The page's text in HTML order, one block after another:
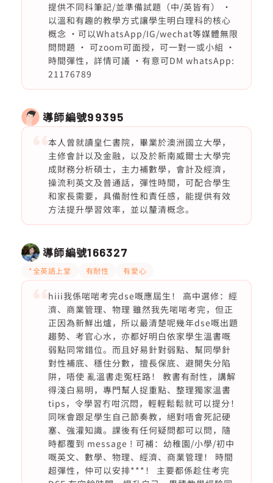
提供不同科筆記/並準備試題（中/英皆有） ·
以溫和有趣的教學方式讓學生明白理科的核心
概念 ·可以WhatsApp/IG/wechat等媒體無限
問問題 · 可zoom可面授，可一對一或小組 ·
時間彈性，詳情可議 ·有意可DM whatsApp:
21176789
導師編號99395
本人曾就讀皇仁書院，畢業於澳洲國立大學，
主修會計以及金融，以及於新南威爾士大學完
成財務分析碩士，主力補數學，會計及經濟，
操流利英文及普通話，彈性時間，可配合學生
和家長需要，具備耐性和責任感，能提供有效
方法提升學習效率，並以釐清概念。
導師編號166327
*全英語上堂 有耐性 有愛心
hiii我係啱啱考完dse嘅應屆生！ 高中選修：經
濟、商業管理、物理 雖然我先啱啱考完，但正
正因為新鮮出爐，所以最清楚呢幾年dse嘅出題
趨勢、考官心水，亦都好明白依家學生溫書嘅
弱點同常錯位。而且好易針對弱點、幫同學針
對性補底、穩住分數，擅長保底、避開失分陷
阱，唔使 亂溫書走冤枉路！ 教書有耐性，講解
得淺白易明，專門幫人捉重點、整理獨家溫書
tips，令學習冇咁沉悶，輕輕鬆鬆就可以提分！
同咪會跟足學生自己節奏教，絕對唔會死記硬
塞、強灌知識。課後有任何疑問都可以問，隨
時都覆到 message ! 可補：幼稚園/小學/初中
嘅英文、數學、物理、經濟、商業管理！ 時間
超彈性，仲可以安排***！ 主要都係趁住考完